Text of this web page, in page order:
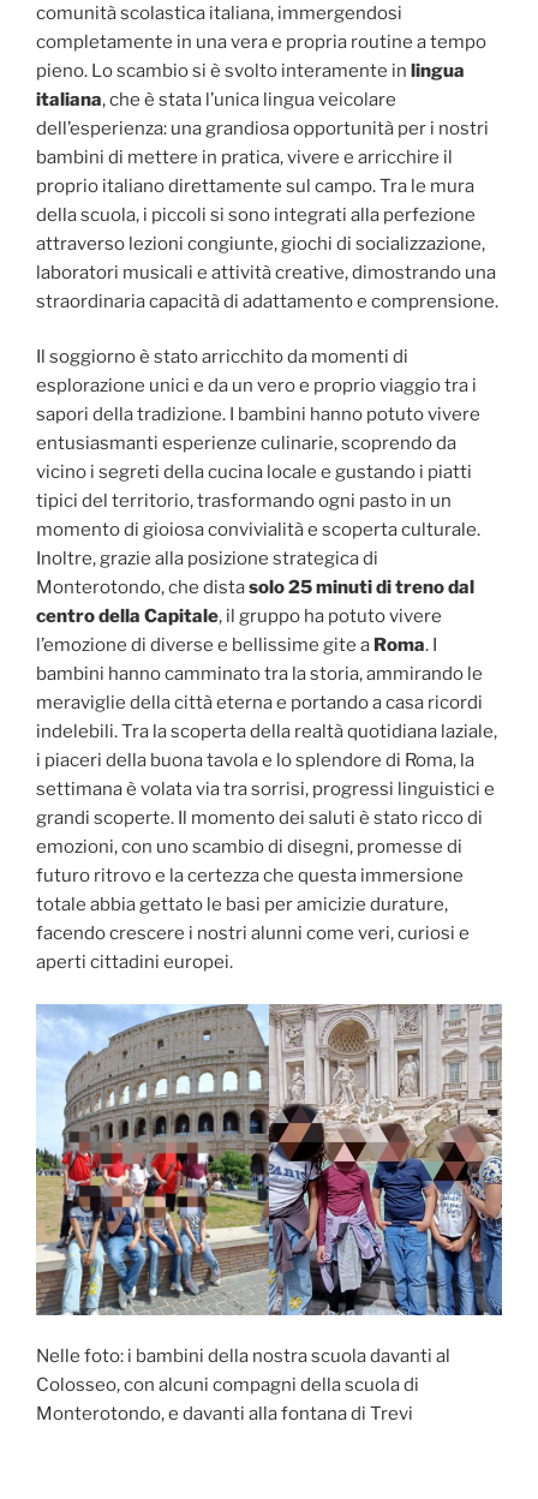
comunità scolastica italiana, immergendosi
completamente in una vera e propria routine a tempo
pieno. Lo scambio si è svolto interamente in lingua
italiana, che è stata l’unica lingua veicolare
dell’esperienza: una grandiosa opportunità per i nostri
bambini di mettere in pratica, vivere e arricchire il
proprio italiano direttamente sul campo. Tra le mura
della scuola, i piccoli si sono integrati alla perfezione
attraverso lezioni congiunte, giochi di socializzazione,
laboratori musicali e attività creative, dimostrando una
straordinaria capacità di adattamento e comprensione.
Il soggiorno è stato arricchito da momenti di
esplorazione unici e da un vero e proprio viaggio tra i
sapori della tradizione. I bambini hanno potuto vivere
entusiasmanti esperienze culinarie, scoprendo da
vicino i segreti della cucina locale e gustando i piatti
tipici del territorio, trasformando ogni pasto in un
momento di gioiosa convivialità e scoperta culturale.
Inoltre, grazie alla posizione strategica di
Monterotondo, che distasolo 25 minuti di treno dal
centro della Capitale, il gruppo ha potuto vivere
l’emozione di diverse e bellissime gite a Roma. I
bambini hanno camminato tra la storia, ammirando le
meraviglie della città eterna e portando a casa ricordi
indelebili. Tra la scoperta della realtà quotidiana laziale,
i piaceri della buona tavola e lo splendore di Roma, la
settimana è volata via tra sorrisi, progressi linguistici e
grandi scoperte. Il momento dei saluti è stato ricco di
emozioni, con uno scambio di disegni, promesse di
futuro ritrovo e la certezza che questa immersione
totale abbia gettato le basi per amicizie durature,
facendo crescere i nostri alunni come veri, curiosi e
aperti cittadini europei.
Nelle foto: i bambini della nostra scuola davanti al
Colosseo, con alcuni compagni della scuola di
Monterotondo, e davanti alla fontana di Trevi